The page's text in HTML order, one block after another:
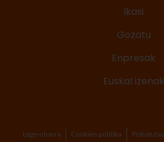
Ikasi
Gozatu
Enpresak
Euskal izenak
Lege-oharra Cookien politika